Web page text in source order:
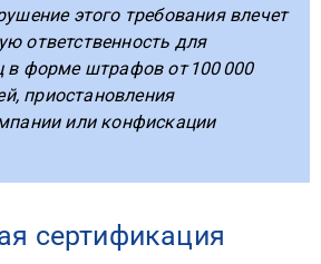
этого требования влечет
ответственность для
в форме штрафов от 100 000
приостановления
или конфискации
сертификация